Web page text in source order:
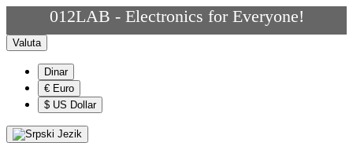
012LAB - Electronics for Everyone!
Valuta
Dinar
€ Euro
$ US Dollar
Jezik